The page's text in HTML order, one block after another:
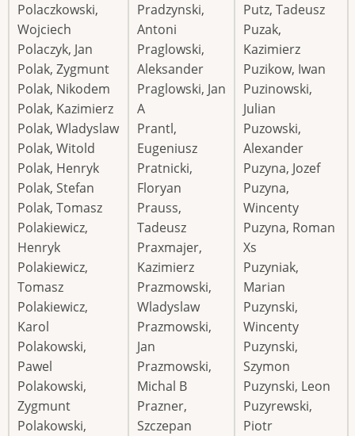
Polaczkowski,
Wojciech
Polaczyk, Jan
Polak, Zygmunt
Polak, Nikodem
Polak, Kazimierz
Polak, Wladyslaw
Polak, Witold
Polak, Henryk
Polak, Stefan
Polak, Tomasz
Polakiewicz,
Henryk
Polakiewicz,
Tomasz
Polakiewicz,
Karol
Polakowski,
Pawel
Polakowski,
Zygmunt
Polakowski,
Pradzynski,
Antoni
Praglowski,
Aleksander
Praglowski, Jan
A
Prantl,
Eugeniusz
Pratnicki,
Floryan
Prauss,
Tadeusz
Praxmajer,
Kazimierz
Prazmowski,
Wladyslaw
Prazmowski,
Jan
Prazmowski,
Michal B
Prazner,
Szczepan
Putz, Tadeusz
Puzak,
Kazimierz
Puzikow, Iwan
Puzinowski,
Julian
Puzowski,
Alexander
Puzyna, Jozef
Puzyna,
Wincenty
Puzyna, Roman
Xs
Puzyniak,
Marian
Puzynski,
Wincenty
Puzynski,
Szymon
Puzynski, Leon
Puzyrewski,
Piotr